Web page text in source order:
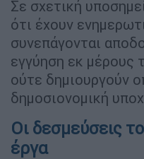
Σε σχετική
ότι έχουν
συνεπάγονται
εγγύηση εκ μέρους
ούτε δημιουργούν
δημοσιονομική
Οι δεσμεύσεις
έργα